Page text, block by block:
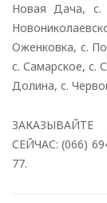
Новая Дача, с.
Оженковка, с.
с. Самарское, с.
Долина, с.
СЕЙЧАС: (066)
77.